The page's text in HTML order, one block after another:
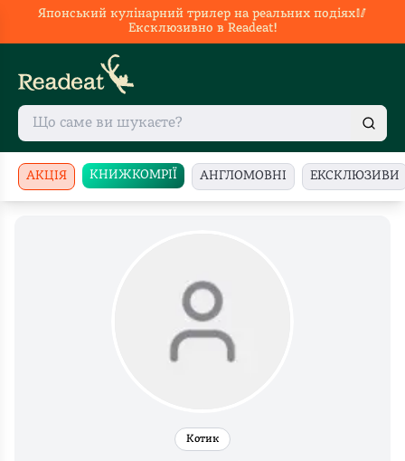
Японський кулінарний трилер на реальних подіях🥢
Ексклюзивно в Readeat!
АКЦІЯ КНИЖКОМРІЇ АНГЛОМОВНІ ЕКСКЛЮЗИВИ
Котик